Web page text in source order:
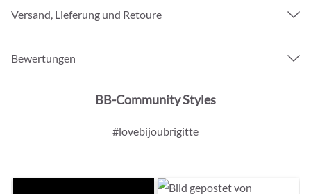
Versand, Lieferung und Retoure
Bewertungen
BB-Community Styles
#lovebijoubrigitte